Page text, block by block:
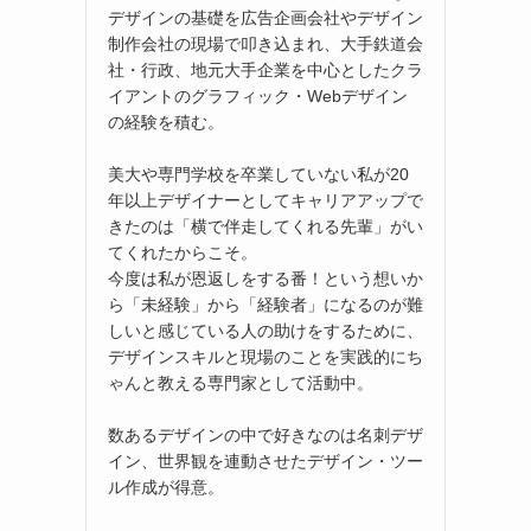
デザインの基礎を広告企画会社やデザイン
制作会社の現場で叩き込まれ、大手鉄道会
社・行政、地元大手企業を中心としたクラ
イアントのグラフィック・Webデザイン
の経験を積む。
美大や専門学校を卒業していない私が20
年以上デザイナーとしてキャリアアップで
きたのは「横で伴走してくれる先輩」がい
てくれたからこそ。
今度は私が恩返しをする番！という想いか
ら「未経験」から「経験者」になるのが難
しいと感じている人の助けをするために、
デザインスキルと現場のことを実践的にち
ゃんと教える専門家として活動中。
数あるデザインの中で好きなのは名刺デザ
イン、世界観を連動させたデザイン・ツー
ル作成が得意。